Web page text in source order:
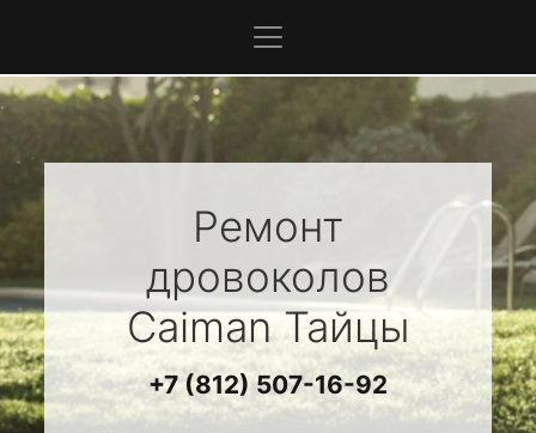
Ремонт
дровоколов
CaimanТайцы
+7 (812) 507-16-92